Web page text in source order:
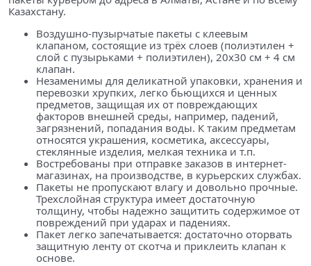
Казахстану.
Воздушно-пузырчатые пакеты с клеевым
клапаном, состоящие из трёх слоев (полиэтилен +
слой с пузырьками + полиэтилен), 20x30 см + 4 см
клапан.
Незаменимы для деликатной упаковки, хранения и
перевозки хрупких, легко бьющихся и ценных
предметов, защищая их от повреждающих
факторов внешней среды, например, падений,
загрязнений, попадания воды. К таким предметам
относятся украшения, косметика, аксессуары,
стеклянные изделия, мелкая техника и т.п.
Востребованы при отправке заказов в интернет-
магазинах, на производстве, в курьерских службах.
Пакеты не пропускают влагу и довольно прочные.
Трехслойная структура имеет достаточную
толщину, чтобы надежно защитить содержимое от
повреждений при ударах и падениях.
Пакет легко запечатывается: достаточно оторвать
защитную ленту от скотча и приклеить клапан к
основе.